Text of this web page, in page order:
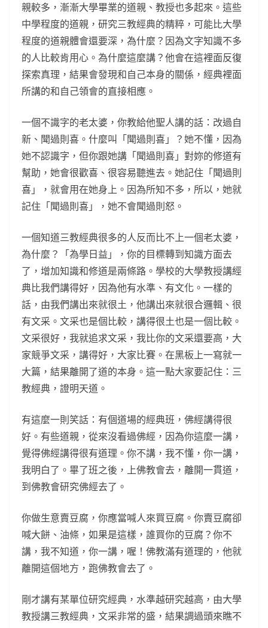
親較多，漸漸大學畢業的道親、教授也多起來。這些
中學程度的道親，研究三教經典的精粹，可能比大學
程度的道親體會還要深，為什麼？因為文字知識不多
的人比較肯用心。為什麼這麼講？他會在這裡面反復
探索真理，結果會發現和自己本身的關係，經典裡面
所講的和自己領會的直接相應。
一個不識字的老太婆，你教給他聖人講的話：改過自
新、聞過則喜。什麼叫「聞過則喜」？她不懂，因為
她不認識字，但你跟她講「聞過則喜」對妳的修道有
幫助，她會很歡喜、很容易聽進去。她記住「聞過則
喜」，就會用在她身上。因為所知不多，所以，她就
記住「聞過則喜」，她不會聞過則怒。
一個知道三教經典很多的人反而比不上一個老太婆，
為什麼？「為學日益」，你的目標轉到知識方面去
了，增加知識和修道是兩條路。學校的大學教授講經
典比我們講得好，因為他有水準、有文化。一樣的
話，由我們講出來就很土，他講出來就很合邏輯、很
有文采。文采也是個比較，講得很土也是一個比較。
文采很好，我就追求文采，我比你的文采還要高，大
家競爭文采，講得好，大家比賽。在黑板上一寫就一
大篇，結果離開了道的本身。這一點大家要記住：三
教經典，證明天道。
有這麼一則笑話：有個道場的經典班，佛經講得很
好。有些道親，從來沒看過佛經，因為你這麼一講，
覺得佛經講得很有道理。你不講，我不懂，你一講，
我明白了。畢了班之後，上佛教會去，離開一貫道，
到佛教會研究佛經去了。
你做生意賣豆腐，你應當喊人來買豆腐。你賣豆腐卻
喊大餅、油條，如果是這樣，誰買你的豆腐？你不
講，我不知道，你一講，喔！佛教滿有道理的，他就
離開這個地方，跑佛教會去了。
剛才講有某單位研究經典，水準越研究越高，由大學
教授講三教經典，文采非常的盛，結果調過頭來瞧不